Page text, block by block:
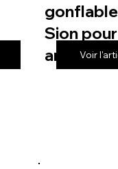
Sion pour
Voir